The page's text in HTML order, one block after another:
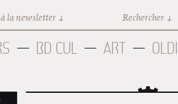
la newsletter Rechercher
BD CUL ART